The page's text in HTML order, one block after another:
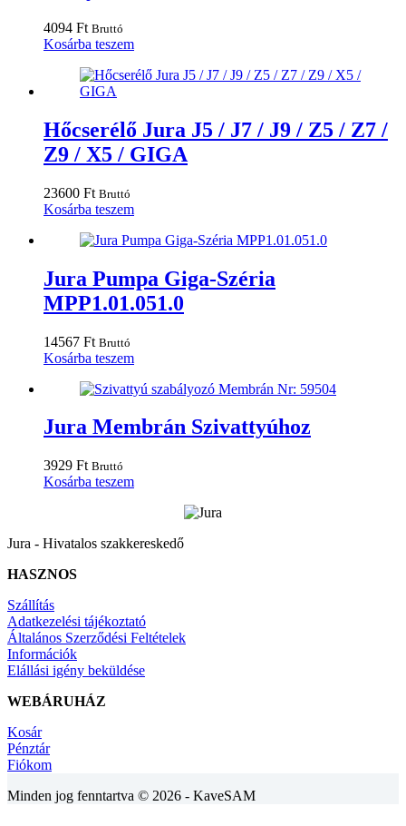
4094 Ft Bruttó
Kosárba teszem
Hőcserélő Jura J5 / J7 / J9 / Z5 / Z7 /
Z9 / X5 / GIGA
23600 Ft Bruttó
Kosárba teszem
Jura Pumpa Giga-Széria
MPP1.01.051.0
14567 Ft Bruttó
Kosárba teszem
Jura Membrán Szivattyúhoz
3929 Ft Bruttó
Kosárba teszem
Jura - Hivatalos szakkereskedő
HASZNOS
Szállítás
Adatkezelési tájékoztató
Általános Szerződési Feltételek
Információk
Elállási igény beküldése
WEBÁRUHÁZ
Kosár
Pénztár
Fiókom
Minden jog fenntartva © 2026 - KaveSAM